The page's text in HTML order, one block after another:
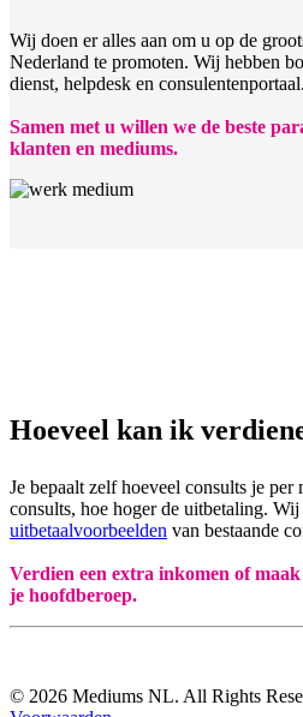
Wij doen er alles aan om u op de
Nederland te promoten. Wij hebben
dienst, helpdesk en consulentenportaal.
Samen met u willen we de beste
klanten en mediums.
Hoeveel kan ik
Je bepaalt zelf hoeveel consults je per
consults, hoe hoger de uitbetaling.
uitbetaalvoorbeelden van bestaande
Verdien een extra inkomen of
je hoofdberoep.
© 2026 Mediums NL. All Rights